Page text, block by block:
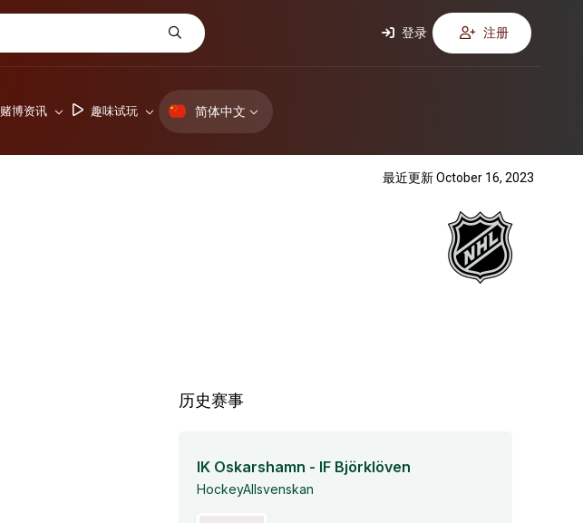
登录 注册
赌博资讯 趣味试玩 简体中文
最近更新 October 16, 2023
历史赛事
IK Oskarshamn - IF Björklöven
HockeyAllsvenskan